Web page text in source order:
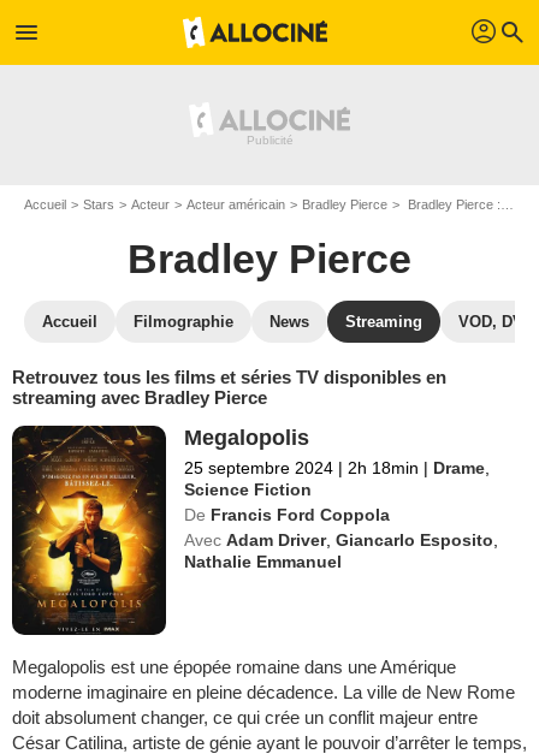
menu profil search
Accueil Stars Acteur Acteur américain Bradley Pierce Bradley Pierce : Films et séries online
Bradley Pierce
Accueil Filmographie News Streaming VOD, DVD
Retrouvez tous les films et séries TV disponibles en
streaming avec Bradley Pierce
Megalopolis
25 septembre 2024 | 2h 18min | Drame
Science Fiction
De Francis Ford Coppola
Avec Adam Driver,Giancarlo Esposito
Nathalie Emmanuel
Megalopolis est une épopée romaine dans une Amérique
moderne imaginaire en pleine décadence. La ville de New Rome
doit absolument changer, ce qui crée un conflit majeur entre
César Catilina, artiste de génie ayant le pouvoir d’arrêter le temps,